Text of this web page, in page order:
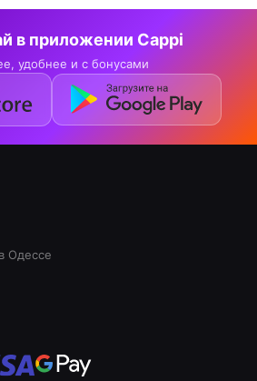
в приложении Cappi
удобнее и с бонусами
Одессе